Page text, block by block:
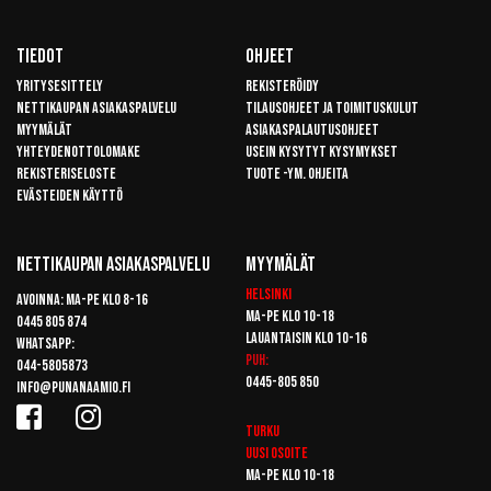
Tiedot
Yritysesittely
Nettikaupan asiakaspalvelu
Myymälät
Yhteydenottolomake
Rekisteriseloste
Evästeiden käyttö
Ohjeet
Rekisteröidy
Tilausohjeet ja toimituskulut
Asiakaspalautusohjeet
Usein kysytyt kysymykset
Tuote -ym. ohjeita
Nettikaupan Asiakaspalvelu
Avoinna: Ma-pe klo 8-16
0445 805 874
Whatsapp:
044-5805873
info@punanaamio.fi
Myymälät
Helsinki
Ma-pe klo 10-18
Lauantaisin klo 10-16
Puh:
0445-805 850
Turku
Uusi osoite
Ma-pe klo 10-18